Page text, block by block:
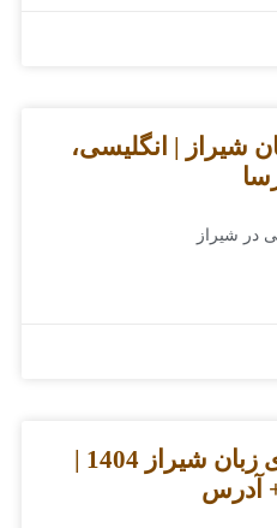
شیراز | انگلیسی،
در شیراز
لیست آموزشگاه های زبان شیراز 1404 |
+ آدرس